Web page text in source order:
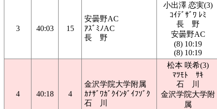
3 40:03 15
安曇野AC
ｱｽﾞﾐﾉAC
長 野
小出澤 恋実(3)
ｺｲﾃﾞｻﾞﾜ ﾚﾐ
長 野
安曇野AC
(8) 10:19
(8) 10:19
4 40:18 4
金沢学院大学附属
ｶﾅｻﾞﾜｶﾞｸｲﾝﾀﾞｲﾌｿﾞｸ
石 川
松本 咲希(3)
ﾏﾂﾓﾄ ｻｷ
石 川
金沢学院大学附
属